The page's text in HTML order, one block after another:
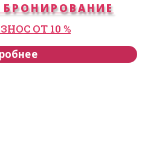
БРОНИРОВАНИЕ
ОТ 10 %